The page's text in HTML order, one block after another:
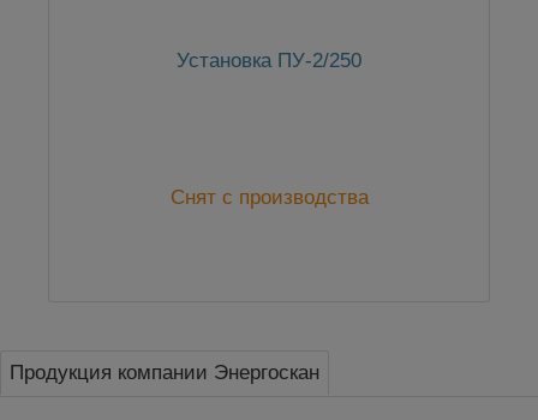
Установка ПУ-2/250
Снят с производства
Продукция компании Энергоскан